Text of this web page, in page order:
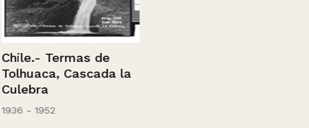
Chile.- Termas de
Tolhuaca, Cascada la
Culebra
1936 - 1952